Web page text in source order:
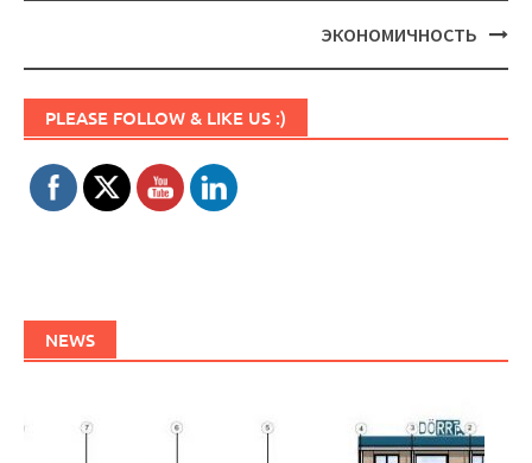
ЭКОНОМИЧНОСТЬ
PLEASE FOLLOW & LIKE US :)
Set Youtube Channel ID
NEWS